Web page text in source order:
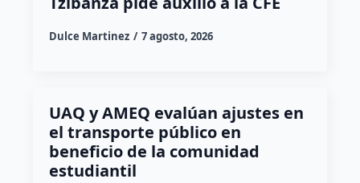
Dulce Martinez 7 agosto, 2026
UAQ y AMEQ evalúan ajustes en
el transporte público en
beneficio de la comunidad
estudiantil